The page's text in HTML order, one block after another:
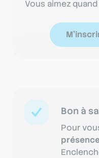
Vous aimez
Bon à
Pour